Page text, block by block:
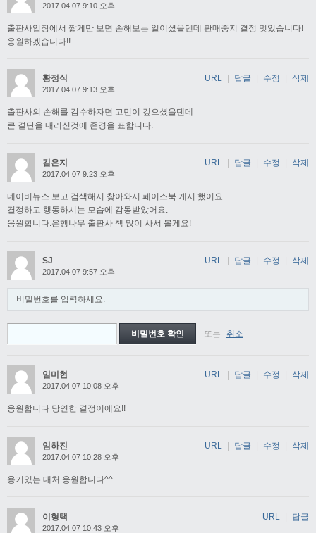
2017.04.07 9:10 오후
출판사입장에서 짧게만 보면 손해보는 일이셨을텐데 판매중지 결정 멋있습니다!
응원하겠습니다!!
황정식
2017.04.07 9:13 오후
출판사의 손해를 감수하자면 고민이 깊으셨을텐데
큰 결단을 내리신것에 존경을 표합니다.
URL 답글 수정 삭제
김은지
2017.04.07 9:23 오후
네이버뉴스 보고 검색해서 찾아와서 페이스북 게시 했어요.
결정하고 행동하시는 모습에 감동받았어요.
응원합니다.은행나무 출판사 책 많이 사서 볼게요!
URL 답글 수정 삭제
SJ
2017.04.07 9:57 오후
비밀번호를 입력하세요.
또는 취소
URL 답글 수정 삭제
임미현
2017.04.07 10:08 오후
응원합니다 당연한 결정이에요!!
URL 답글 수정 삭제
임하진
2017.04.07 10:28 오후
용기있는 대처 응원합니다^^
URL 답글 수정 삭제
이형택
2017.04.07 10:43 오후
URL | 답글